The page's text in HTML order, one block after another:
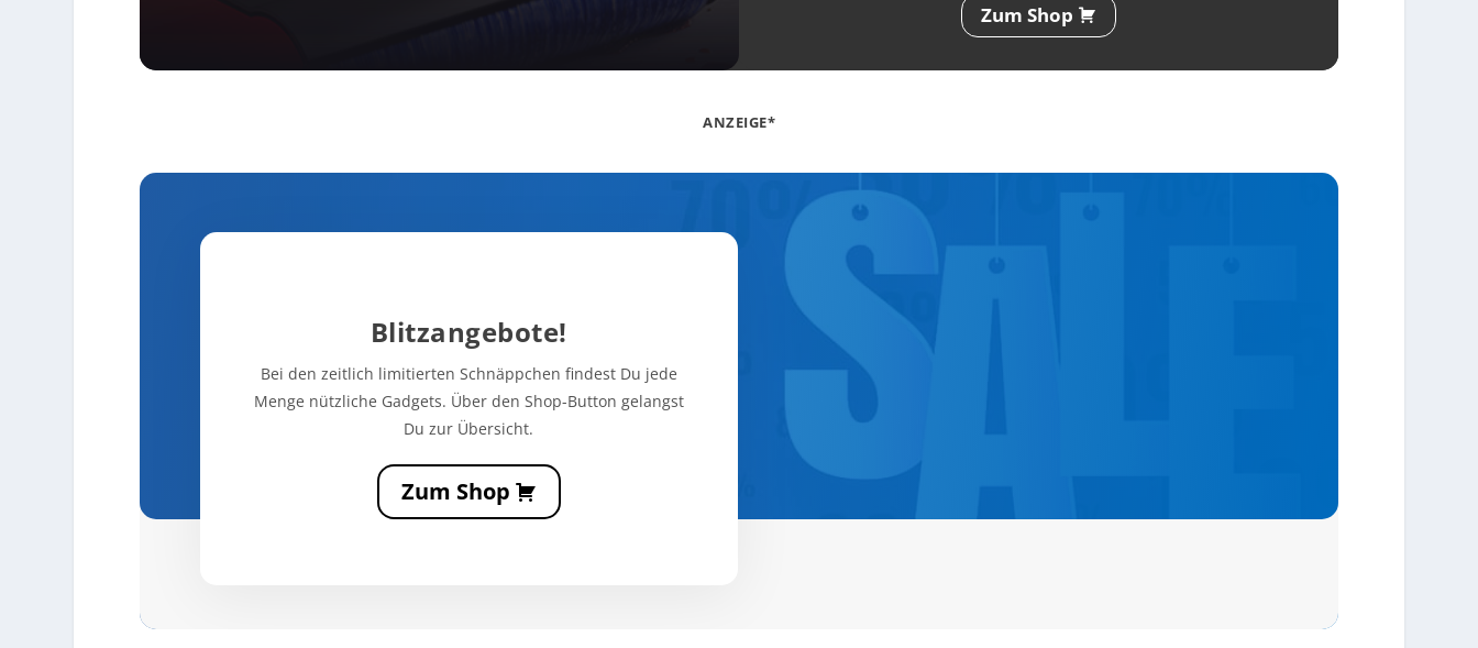
Zum Shop
ANZEIGE*
Blitzangebote!
Bei den zeitlich limitierten Schnäppchen findest Du jede
Menge nützliche Gadgets. Über den Shop-Button gelangst
Du zur Übersicht.
Zum Shop